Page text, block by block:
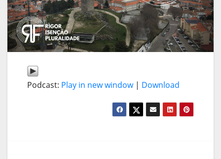
Podcast: Play in new window| Download